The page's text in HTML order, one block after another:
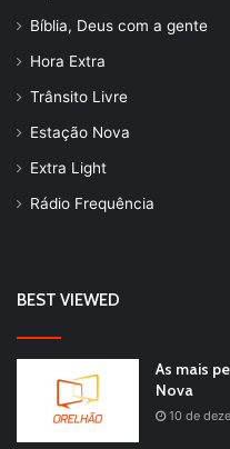
Bíblia, Deus com a gente
Hora Extra
Trânsito Livre
Estação Nova
Extra Light
Rádio Frequência
BEST VIEWED
As mais
Nova
10 de